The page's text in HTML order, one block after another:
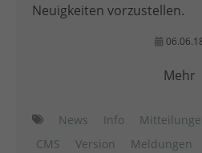
Neuigkeiten vorzustellen.
Mehr
News Info
CMS
Version Meldungen